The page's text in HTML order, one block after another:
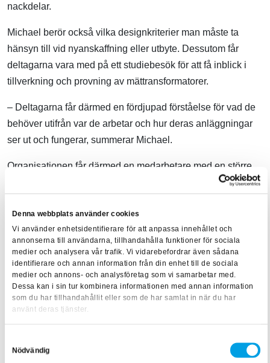
Denna webbplats använder cookies
Vi använder enhetsidentifierare för att anpassa innehållet och
annonserna till användarna, tillhandahålla funktioner för sociala
medier och analysera vår trafik. Vi vidarebefordrar även sådana
identifierare och annan information från din enhet till de sociala
medier och annons- och analysföretag som vi samarbetar med.
Dessa kan i sin tur kombinera informationen med annan information
som du har tillhandahållit eller som de har samlat in när du har
använt deras tjänster.
Nödvändig
nackdelar.
Michael berör också vilka designkriterier man måste ta
hänsyn till vid nyanskaffning eller utbyte. Dessutom får
deltagarna vara med på ett studiebesök för att få inblick i
tillverkning och provning av mättransformatorer.
– Deltagarna får därmed en fördjupad förståelse för vad de
behöver utifrån var de arbetar och hur deras anläggningar
ser ut och fungerar, summerar Michael.
Organisationen får därmed en medarbetare med en större
förståelse för utrustningen , vilket i förlängningen är positivt
Vill du få heltäckande kunskap om mättransformatorns
egenskaper, begränsningar och funktion? Då är
Mättransformatorer rätt utbildning för dig!
Texten är skriven av:Ida Viberg , Content Creator inom
samhällsbyggnad